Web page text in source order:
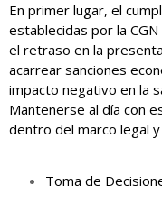
En primer lugar, el
establecidas por la
el retraso en la
acarrear sanciones
impacto negativo en la
Mantenerse al día con
dentro del marco legal
Toma de